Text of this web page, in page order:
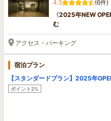
4.5
(6件)
〈2025年NEW
む
アクセス・パーキング
宿泊プラン
【スタンダードプラン】2025年
ポイント2%